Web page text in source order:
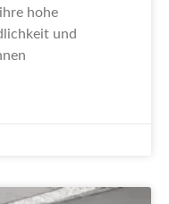
hohe
und